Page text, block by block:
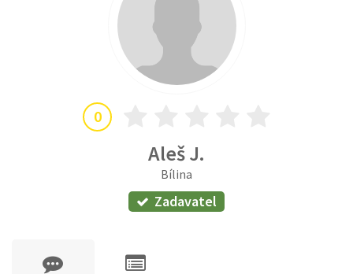
0
Aleš J.
Bílina
Zadavatel